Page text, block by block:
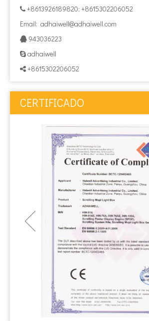
 +8613926189820; +8615302206052
Email: adhaiwell@adhaiwell.com
 943036223
 adhaiwell
 +8615302206052
CERTIFICADO